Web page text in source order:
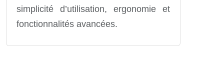
simplicité d’utilisation, ergonomie et
fonctionnalités avancées.